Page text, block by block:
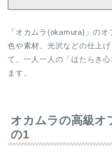
「オカムラ(okamura)」のオ
色や素材、光沢などの仕上
て、一人一人の「はたらき
ます。
オカムラの高級オ
の1